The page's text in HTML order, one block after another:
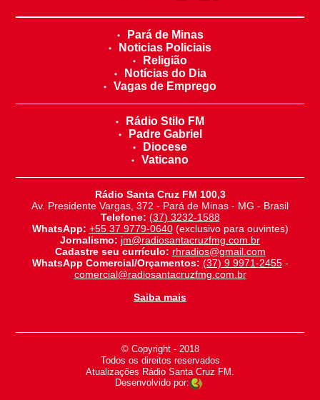
Pará de Minas
Noticias Policiais
Religião
Notícias do Dia
Vagas de Emprego
Rádio Stilo FM
Padre Gabriel
Diocese
Vaticano
Rádio Santa Cruz FM 100,3
Av. Presidente Vargas, 372 - Pará de Minas - MG - Brasil
Telefone: (37) 3232-1588
WhatsApp: +55 37 9779-0640(exclusivo para ouvintes)
Jornalismo: jm@radiosantacruzfmg.com.br
Cadastre seu currículo: rhradios@gmail.com
WhatsApp Comercial/Orçamentos: (37) 9 9971-2455-
comercial@radiosantacruzfmg.com.br
Saiba mais
© Copyright - 2018
-
Todos os direitos reservados
-
Atualizações Rádio Santa Cruz FM.
Desenvolvido por: